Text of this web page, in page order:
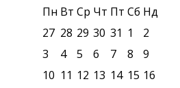
Пн Вт Ср Чт Пт Сб Нд
27 28 29 30 31 1
2
3
4 5 6 7 8
9
10 11 12 13 14 15 16